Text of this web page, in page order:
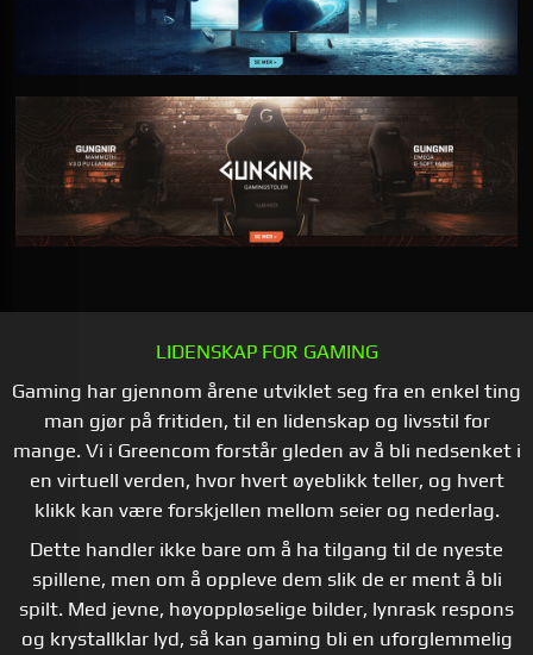
LIDENSKAP FOR GAMING
Gaming har gjennom årene utviklet seg fra en enkel ting
man gjør på fritiden, til en lidenskap og livsstil for
mange. Vi i Greencom forstår gleden av å bli nedsenket i
en virtuell verden, hvor hvert øyeblikk teller, og hvert
klikk kan være forskjellen mellom seier og nederlag.
Dette handler ikke bare om å ha tilgang til de nyeste
spillene, men om å oppleve dem slik de er ment å bli
spilt. Med jevne, høyoppløselige bilder, lynrask respons
og krystallklar lyd, så kan gaming bli en uforglemmelig